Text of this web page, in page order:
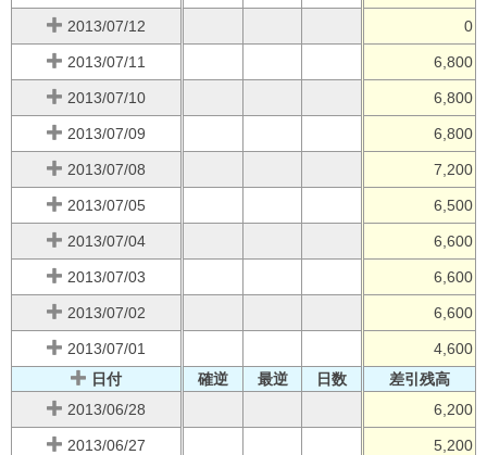
2013/07/12 0
2013/07/11 6,800
2013/07/10 6,800
2013/07/09 6,800
2013/07/08 7,200
2013/07/05 6,500
2013/07/04 6,600
2013/07/03 6,600
2013/07/02 6,600
2013/07/01
4,600
日付
確逆 最逆 日数
差引残高
2013/06/28
6,200
2013/06/27 5,200